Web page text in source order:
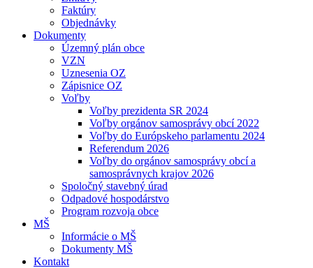
Faktúry
Objednávky
Dokumenty
Územný plán obce
VZN
Uznesenia OZ
Zápisnice OZ
Voľby
Voľby prezidenta SR 2024
Voľby orgánov samosprávy obcí 2022
Voľby do Európskeho parlamentu 2024
Referendum 2026
Voľby do orgánov samosprávy obcí a
samosprávnych krajov 2026
Spoločný stavebný úrad
Odpadové hospodárstvo
Program rozvoja obce
MŠ
Informácie o MŠ
Dokumenty MŠ
Kontakt